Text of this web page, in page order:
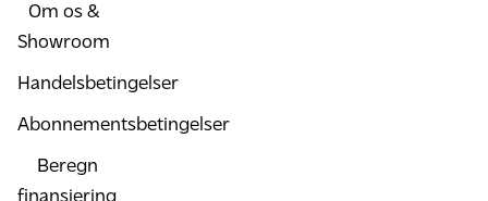
Om os &
Showroom
Handelsbetingelser
Abonnementsbetingelser
Beregn